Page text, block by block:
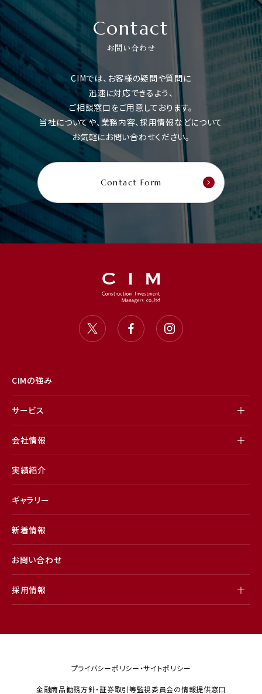
Contact
お問い合わせ
CIMでは、お客様の疑問や質問に
迅速に対応できるよう、
ご相談窓口をご用意しております。
当社についてや、業務内容、採用情報などについて
お気軽にお問い合わせください。
Contact Form
CIMの強み
サービス
会社情報
実績紹介
ギャラリー
新着情報
お問い合わせ
採用情報
プライバシーポリシー・サイトポリシー
金融商品勧誘方針・証券取引等監視委員会の情報提供窓口